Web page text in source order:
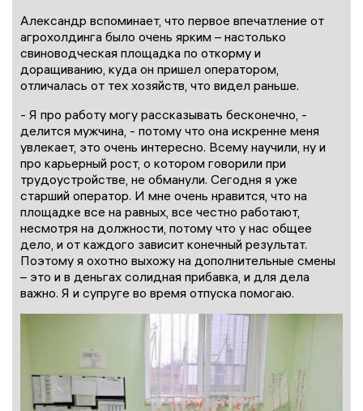
Александр вспоминает, что первое впечатление от
агрохолдинга было очень ярким – настолько
свиноводческая площадка по откорму и
доращиванию, куда он пришел оператором,
отличалась от тех хозяйств, что видел раньше.
- Я про работу могу рассказывать бесконечно, -
делится мужчина, - потому что она искренне меня
увлекает, это очень интересно. Всему научили, ну и
про карьерный рост, о котором говорили при
трудоустройстве, не обманули. Сегодня я уже
старший оператор. И мне очень нравится, что на
площадке все на равных, все честно работают,
несмотря на должности, потому что у нас общее
дело, и от каждого зависит конечный результат.
Поэтому я охотно выхожу на дополнительные смены
– это и в деньгах солидная прибавка, и для дела
важно. Я и супруге во время отпуска помогаю.